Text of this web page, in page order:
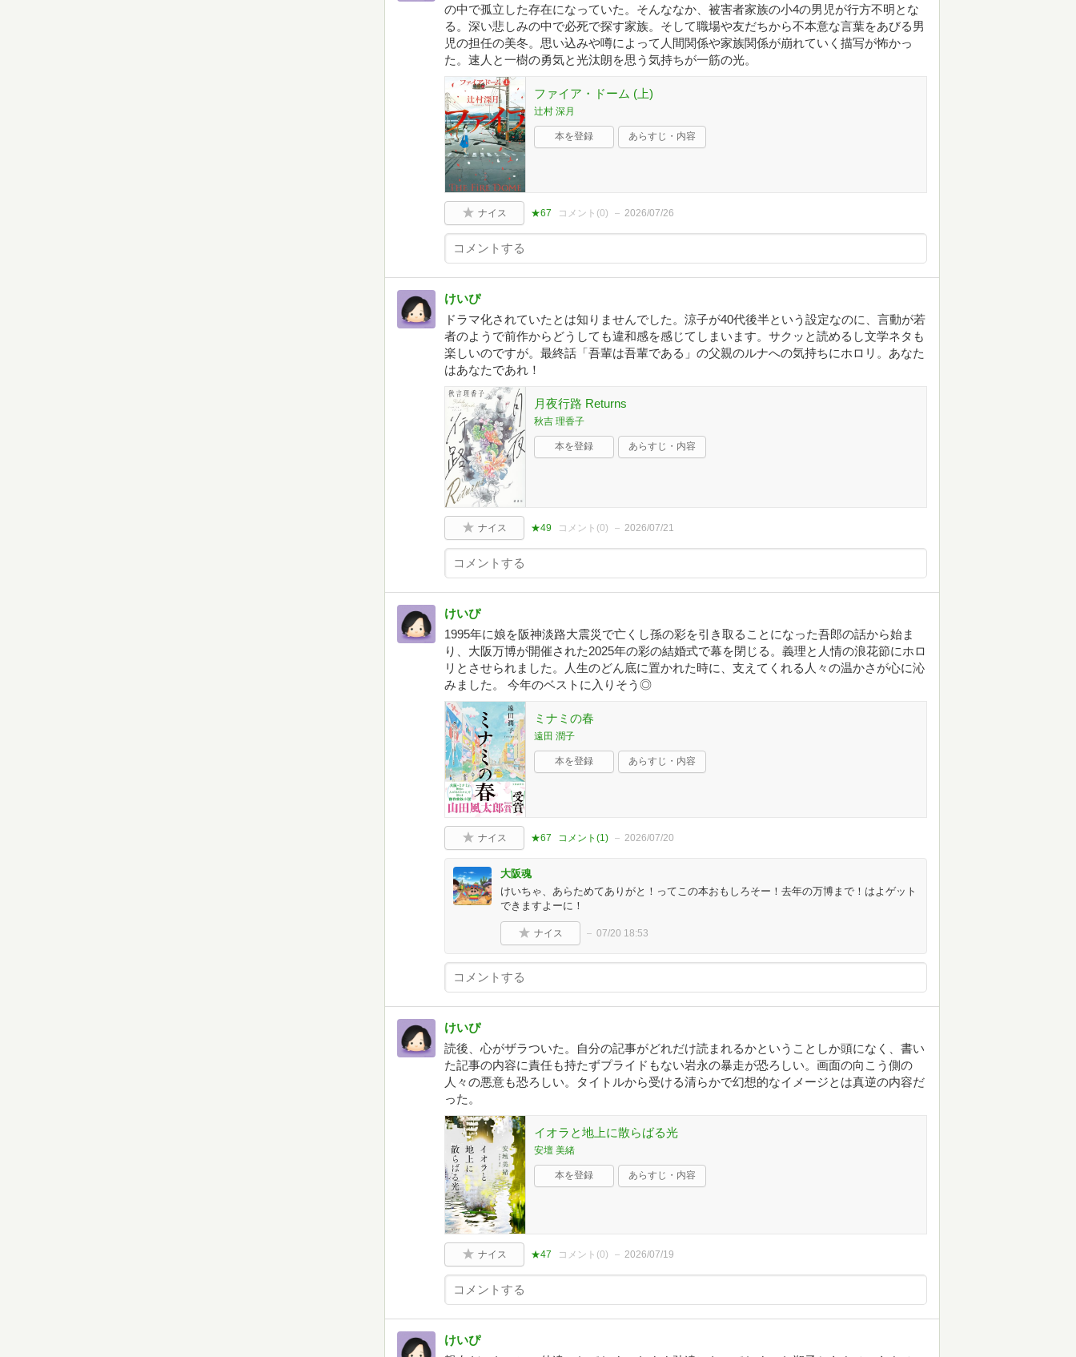
の中で孤立した存在になっていた。そんななか、被害者家族の小4の男児が行方不明とな
る。深い悲しみの中で必死で探す家族。そして職場や友だちから不本意な言葉をあびる男
児の担任の美冬。思い込みや噂によって人間関係や家族関係が崩れていく描写が怖かっ
た。速人と一樹の勇気と光汰朗を思う気持ちが一筋の光。
ファイア・ドーム (上)
辻村 深月
本を登録 あらすじ・内容
ナイス ★67 コメント(0) 2026/07/26
けいぴ
ドラマ化されていたとは知りませんでした。涼子が40代後半という設定なのに、言動が若
者のようで前作からどうしても違和感を感じてしまいます。サクッと読めるし文学ネタも
楽しいのですが。最終話「吾輩は吾輩である」の父親のルナへの気持ちにホロリ。あなた
はあなたであれ！
月夜行路 Returns
秋吉 理香子
本を登録 あらすじ・内容
ナイス ★49 コメント(0) 2026/07/21
けいぴ
1995年に娘を阪神淡路大震災で亡くし孫の彩を引き取ることになった吾郎の話から始ま
り、大阪万博が開催された2025年の彩の結婚式で幕を閉じる。義理と人情の浪花節にホロ
リとさせられました。人生のどん底に置かれた時に、支えてくれる人々の温かさが心に沁
みました。 今年のベストに入りそう◎
ミナミの春
遠田 潤子
本を登録 あらすじ・内容
ナイス ★67 コメント(1) 2026/07/20
大阪魂
けいちゃ、あらためてありがと！ってこの本おもしろそー！去年の万博まで！はよゲット
できますよーに！
ナイス 07/20 18:53
けいぴ
読後、心がザラついた。自分の記事がどれだけ読まれるかということしか頭になく、書い
た記事の内容に責任も持たずプライドもない岩永の暴走が恐ろしい。画面の向こう側の
人々の悪意も恐ろしい。タイトルから受ける清らかで幻想的なイメージとは真逆の内容だ
った。
イオラと地上に散らばる光
安壇 美緒
本を登録 あらすじ・内容
ナイス ★47 コメント(0) 2026/07/19
けいぴ